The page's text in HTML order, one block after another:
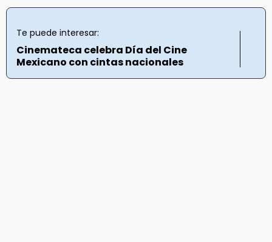
Te puede interesar:
Cinemateca celebra Día del Cine
Mexicano con cintas nacionales